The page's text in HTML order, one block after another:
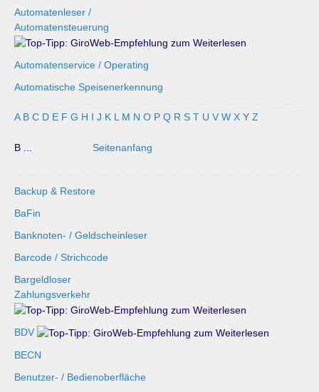
Automatenleser /
Automatensteuerung
Automatenservice / Operating
Automatische Speisenerkennung
A B C D E F G H I J K L M N O P Q R S T U V W X Y Z
B ... Seitenanfang
Backup & Restore
BaFin
Banknoten- / Geldscheinleser
Barcode / Strichcode
Bargeldloser
Zahlungsverkehr
BDV
BECN
Benutzer- / Bedienoberfläche